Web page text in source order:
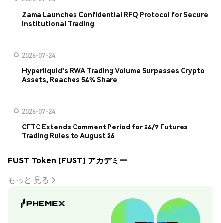
Zama Launches Confidential RFQ Protocol for Secure
Institutional Trading
2026-07-24
Hyperliquid's RWA Trading Volume Surpasses Crypto
Assets, Reaches 54% Share
2026-07-24
CFTC Extends Comment Period for 24/7 Futures
Trading Rules to August 26
FUST Token (FUST) アカデミー
もっと 見る